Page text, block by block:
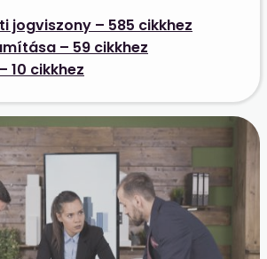
jogviszony – 585 cikkhez
– 59 cikkhez
10 cikkhez